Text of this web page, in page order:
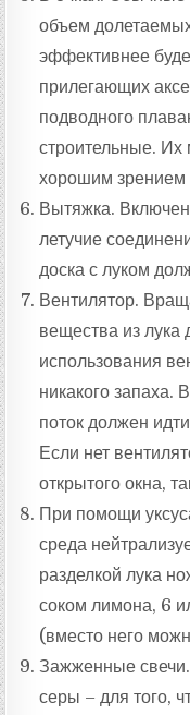
объем
эффективнее
прилегающих
подводного
строительные.
хорошим зрением
Вытяжка.
летучие
доска с луком
Вентилятор.
вещества из лука
использования
никакого
поток должен
Если нет
открытого окна,
При помощи
среда
разделкой лука
соком лимона, 6
(вместо него
Зажженные
серы – для того,